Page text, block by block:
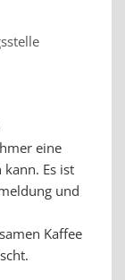
eine
Es ist
und
Kaffee